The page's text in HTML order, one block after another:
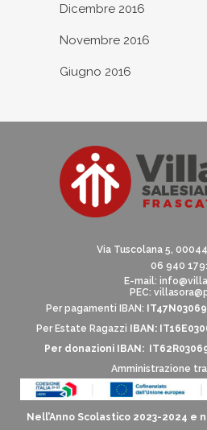
Dicembre 2016
Novembre 2016
Giugno 2016
Via Tuscolana 5,
06 940
E-mail:
PEC:
Per pagamenti IBAN:
Per Estate Ragazzi IBAN:
Per donazioni IBAN:
Amministrazione
Nell’Anno Scolastico 2023-2024 e